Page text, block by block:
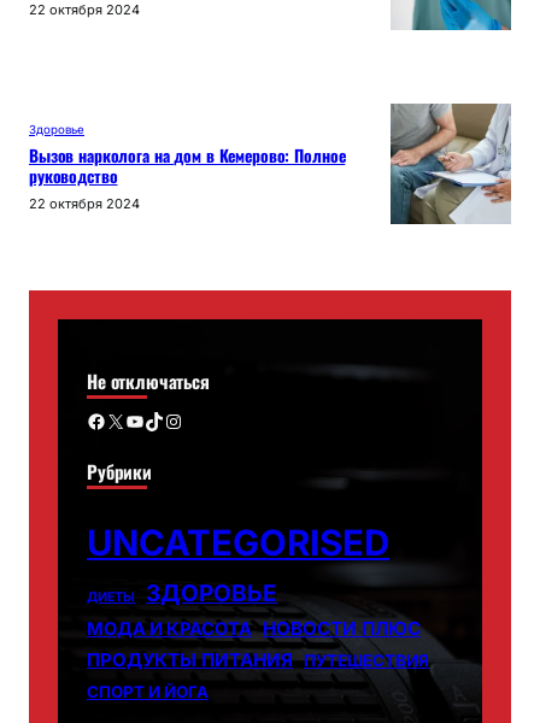
22 октября 2024
Здоровье
Вызов нарколога на дом в Кемерово: Полное
руководство
22 октября 2024
Не отключаться
Facebook X YouTube TikTok Instagram
Рубрики
UNCATEGORISED
ДИЕТЫ ЗДОРОВЬЕ
МОДА И КРАСОТА НОВОСТИ ПЛЮС
ПРОДУКТЫ ПИТАНИЯ ПУТЕШЕСТВИЯ
СПОРТ И ЙОГА